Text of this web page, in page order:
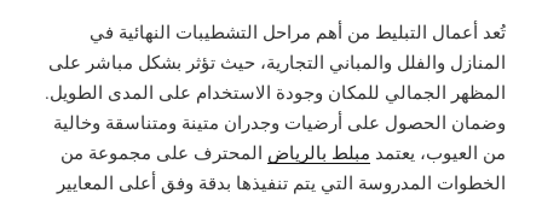
تُعد أعمال التبليط من أهم مراحل التشطيبات النهائية في
المنازل والفلل والمباني التجارية، حيث تؤثر بشكل مباشر على
المظهر الجمالي للمكان وجودة الاستخدام على المدى الطويل.
وضمان الحصول على أرضيات وجدران متينة ومتناسقة وخالية
من العيوب، يعتمد مبلط بالرياض المحترف على مجموعة من
الخطوات المدروسة التي يتم تنفيذها بدقة وفق أعلى المعايير